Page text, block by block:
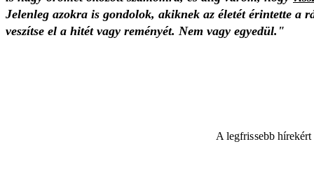
Jelenleg azokra is gondolok, akiknek az életét érintette a
veszítse el a hitét vagy reményét. Nem vagy egyedül."
A legfrissebb